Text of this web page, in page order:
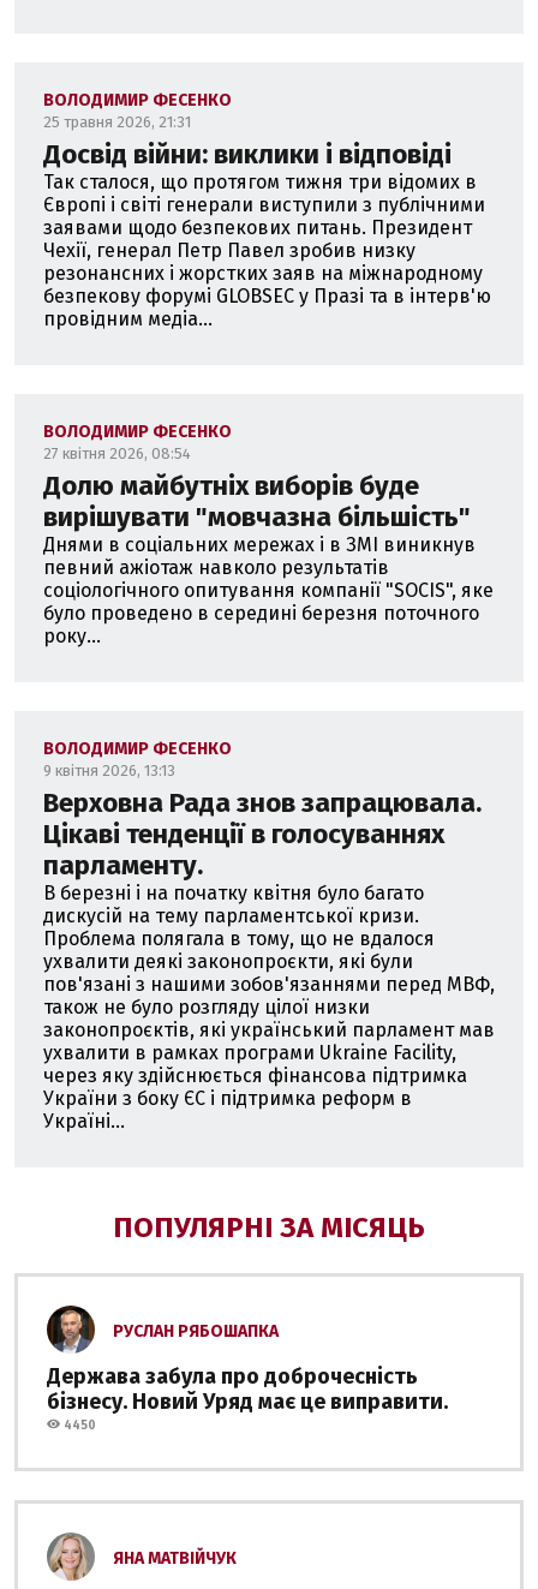
ВОЛОДИМИР ФЕСЕНКО
25 травня 2026, 21:31
Досвід війни: виклики і відповіді
Так сталося, що протягом тижня три відомих в
Європі і світі генерали виступили з публічними
заявами щодо безпекових питань. Президент
Чехії, генерал Петр Павел зробив низку
резонансних і жорстких заяв на міжнародному
безпекову форумі GLOBSEC у Празі та в інтерв'ю
провідним медіа...
ВОЛОДИМИР ФЕСЕНКО
27 квітня 2026, 08:54
Долю майбутніх виборів буде
вирішувати "мовчазна більшість"
Днями в соціальних мережах і в ЗМІ виникнув
певний ажіотаж навколо результатів
соціологічного опитування компанії "SOCIS", яке
було проведено в середині березня поточного
року...
ВОЛОДИМИР ФЕСЕНКО
9 квітня 2026, 13:13
Верховна Рада знов запрацювала.
Цікаві тенденції в голосуваннях
парламенту.
В березні і на початку квітня було багато
дискусій на тему парламентської кризи.
Проблема полягала в тому, що не вдалося
ухвалити деякі законопроєкти, які були
пов'язані з нашими зобов'язаннями перед МВФ,
також не було розгляду цілої низки
законопроєктів, які український парламент мав
ухвалити в рамках програми Ukraine Facility,
через яку здійснюється фінансова підтримка
України з боку ЄС і підтримка реформ в
Україні...
ПОПУЛЯРНІ ЗА МІСЯЦЬ
РУСЛАН РЯБОШАПКА
Держава забула про доброчесність
бізнесу. Новий Уряд має це виправити.
4450
ЯНА МАТВІЙЧУК